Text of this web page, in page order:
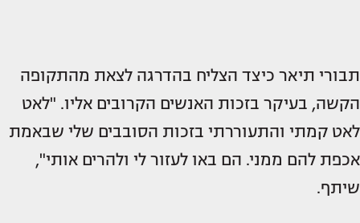
תבורי תיאר כיצד הצליח בהדרגה לצאת מהתקופה
הקשה, בעיקר בזכות האנשים הקרובים אליו. "לאט
לאט קמתי והתעוררתי בזכות הסובבים שלי שבאמת
אכפת להם ממני. הם באו לעזור לי ולהרים אותי",
שיתף.